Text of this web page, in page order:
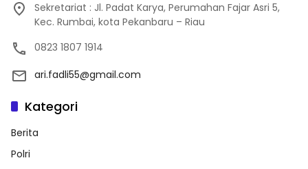
Sekretariat : Jl. Padat Karya, Perumahan Fajar Asri 5,
Kec. Rumbai, kota Pekanbaru – Riau
0823 1807 1914
ari.fadli55@gmail.com
Kategori
Berita
Polri